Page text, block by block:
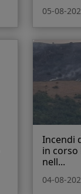
05-08-
Incendi
in
nell...
04-08-